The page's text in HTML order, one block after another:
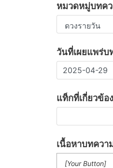
หมวดหมู่บทค
วันที่เผยแพร่บ
แท็กที่เกี่ยวข้อง
เนื้อหาบทควา
[Your Button]